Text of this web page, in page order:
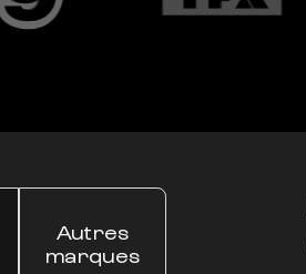
Autres
marques